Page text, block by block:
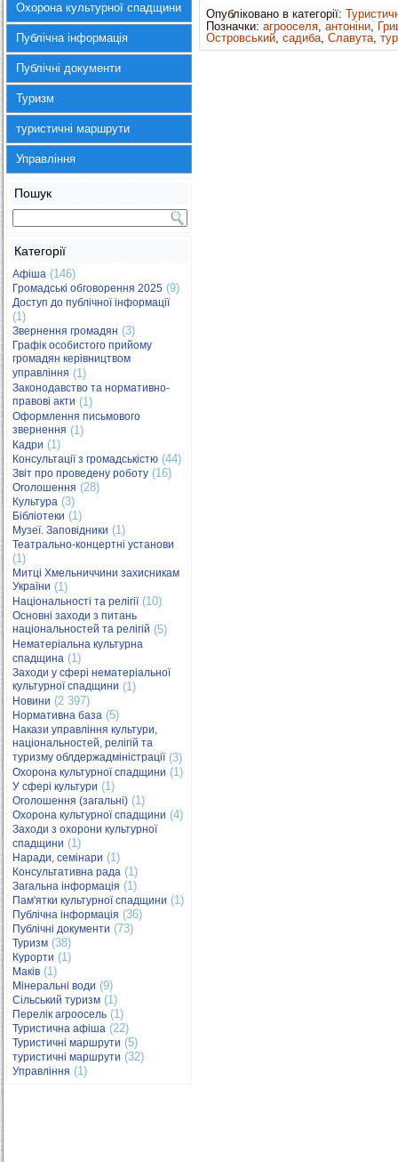
Охорона культурної спадщини
Публічна інформація
Публічні документи
Туризм
туристичні маршрути
Управління
Пошук
Категорії
Афіша (146)
Громадські обговорення 2025 (9)
Доступ до публічної інформації
(1)
Звернення громадян (3)
Графік особистого прийому
громадян керівництвом
управління (1)
Законодавство та нормативно-
правові акти (1)
Оформлення письмового
звернення (1)
Кадри (1)
Консультації з громадськістю (44)
Звіт про проведену роботу (16)
Оголошення (28)
Культура (3)
Бібліотеки (1)
Музеї. Заповідники (1)
Театрально-концертні установи
(1)
Митці Хмельниччини захисникам
України (1)
Національності та релігії(10)
Основні заходи з питань
національностей та релігій (5)
Нематеріальна культурна
спадщина (1)
Заходи у сфері нематеріальної
культурної спадщини (1)
Новини (2 397)
Нормативна база (5)
Накази управління культури,
національностей, релігій та
туризму облдержадміністрації(3)
Охорона культурної спадщини (1)
У сфері культури (1)
Оголошення (загальні) (1)
Охорона культурної спадщини (4)
Заходи з охорони культурної
спадщини (1)
Наради, семінари (1)
Консультативна рада (1)
Загальна інформація (1)
Пам'ятки культурної спадщини (1)
Публічна інформація (36)
Публічні документи (73)
Туризм (38)
Курорти (1)
Маків (1)
Мінеральні води (9)
Сільський туризм (1)
Перелік агроосель (1)
Туристична афіша (22)
Туристичні маршрути (5)
туристичні маршрути (32)
Управління (1)
Опубліковано в категорії:
Позначки: агрооселя, антоніни,
Островський, садиба, Славута,